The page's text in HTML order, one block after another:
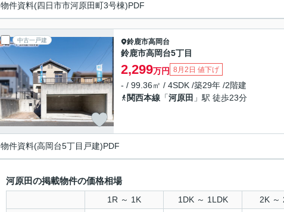
物件資料(四日市市河原田町3号棟)PDF
中古一戸建 鈴鹿市高岡台
鈴鹿市高岡台5丁目
2,299万円 8月2日 値下げ
- / 99.36㎡ / 4SDK /築29年 /2階建
関西本線 「河原田 」駅 徒歩23分
物件資料(高岡台5丁目戸建)PDF
河原田の掲載物件の価格相場
1R ～ 1K 1DK ～ 1LDK 2K ～